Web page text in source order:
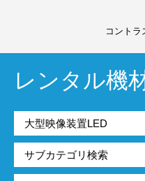
コントラ
レンタル機